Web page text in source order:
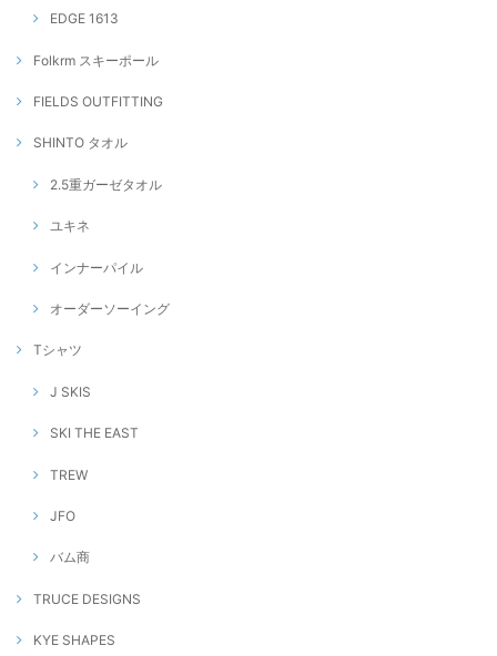
EDGE 1613
Folkrm スキーポール
FIELDS OUTFITTING
SHINTO タオル
2.5重ガーゼタオル
ユキネ
インナーパイル
オーダーソーイング
Tシャツ
J SKIS
SKI THE EAST
TREW
JFO
バム商
TRUCE DESIGNS
KYE SHAPES